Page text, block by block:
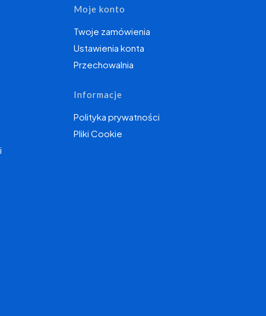
Moje konto
Twoje zamówienia
Ustawienia konta
Przechowalnia
Informacje
Polityka prywatności
Pliki Cookie